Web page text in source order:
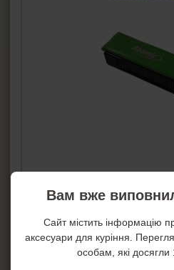
Ціна:
В 1
cl-0401101-2
Вам вже
Сайт містить інформацію
аксесуари для куріння.
особам, які досягли